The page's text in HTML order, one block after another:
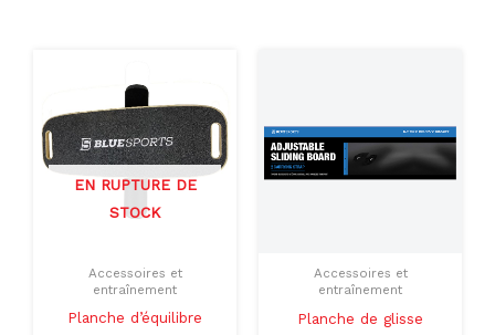
EN RUPTURE DE
STOCK
Accessoires et
entraînement
Planche d’équilibre
Accessoires et
entraînement
Planche de glisse